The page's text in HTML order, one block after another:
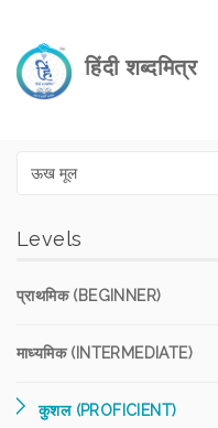
हिंदी शब्दमित्र
Levels
प्राथमिक (BEGINNER)
माध्यमिक (INTERMEDIATE)
कुशल (PROFICIENT)